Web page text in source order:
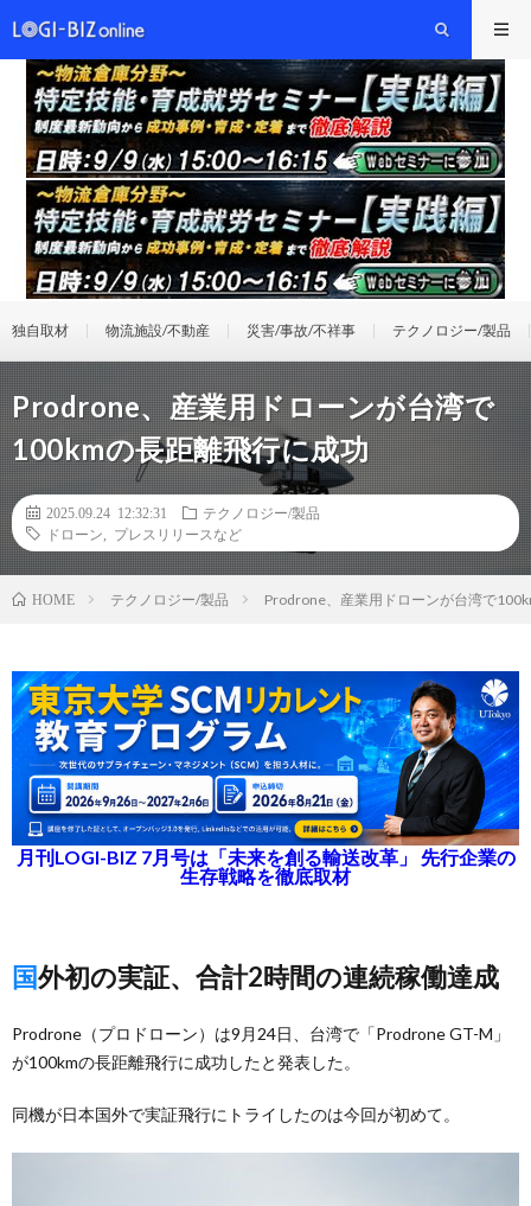
独自取材 物流施設/不動産 災害/事故/不祥事 テクノロジー/製品
Prodrone、産業用ドローンが台湾で
100kmの長距離飛行に成功
2025.09.24 12:32:31
テクノロジー/製品
ドローン
プレスリリースなど
HOME テクノロジー/製品 Prodrone、産業用ドローンが台湾で
月刊LOGI-BIZ 7月号は「未来を創る輸送改革」 先行企業の
生存戦略を徹底取材
国外初の実証、合計2時間の連続稼働達成
Prodrone（プロドローン）は9月24日、台湾で「Prodrone GT-M」
が100kmの長距離飛行に成功したと発表した。
同機が日本国外で実証飛行にトライしたのは今回が初めて。